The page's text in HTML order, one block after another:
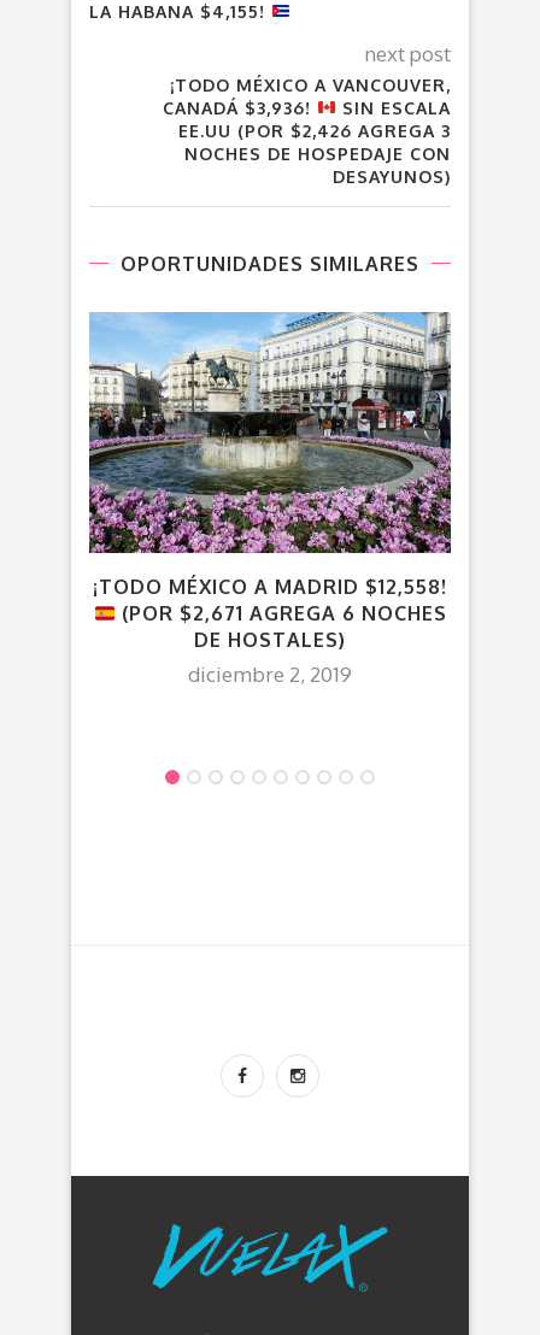
LA HABANA $4,155!
next post
¡TODO MÉXICO A VANCOUVER,
CANADÁ $3,936!
SIN ESCALA
EE.UU (POR $2,426 AGREGA 3
NOCHES DE HOSPEDAJE CON
DESAYUNOS)
OPORTUNIDADES SIMILARES
¡TODO MÉXICO A MADRID $12,558!
(POR $2,671 AGREGA 6 NOCHES
DE HOSTALES)
diciembre 2, 2019